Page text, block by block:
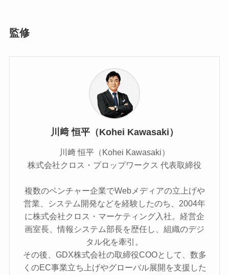
監修
川﨑 恒平（Kohei Kawasaki）
川﨑 恒平（Kohei Kawasaki）
株式会社クロス・プロップワークス 代表取締役
複数のベンチャー企業でWebメディアの立上げや
営業、システム開発などを経験したのち、2004年
に株式会社クロス・マーケティング入社。経営企
画室長、情報システム部長を歴任し、組織のデジ
タル化を牽引。
その後、GDX株式会社の取締役COOとして、数多
くのEC事業立ち上げやグローバル展開を支援した